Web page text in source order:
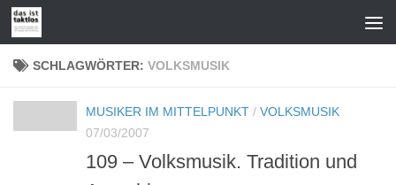
Zum Inhalt springen
SCHLAGWÖRTER: VOLKSMUSIK
MUSIKER IM MITTELPUNKT / VOLKSMUSIK
07/03/2007
109 – Volksmusik. Tradition und